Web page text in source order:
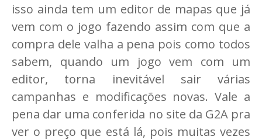
isso ainda tem um editor de mapas que já
vem com o jogo fazendo assim com que a
compra dele valha a pena pois como todos
sabem, quando um jogo vem com um
editor, torna inevitável sair várias
campanhas e modificações novas. Vale a
pena dar uma conferida no site da G2A pra
ver o preço que está lá, pois muitas vezes